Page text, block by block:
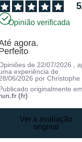
5
Opinião verificada
agora.
de22/07/2026 ,
experiência de
06/2026 porChristophe
originalmente
(fr)
Ver a avaliação
original